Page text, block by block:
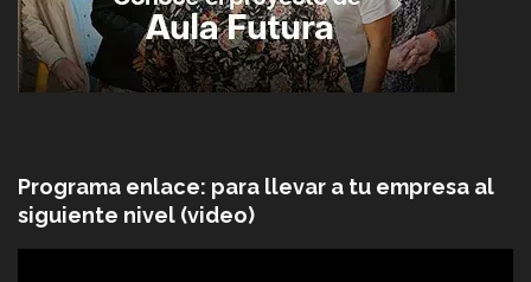
Programa enlace: para llevar a tu empresa al
siguiente nivel (video)